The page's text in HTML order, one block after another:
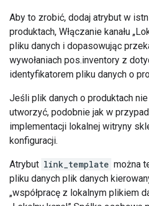
Aby to zrobić, dodaj atrybut w
produktach, Włączanie kanału
pliku danych i dopasowując
wywołaniach pos.inventory z
identyfikatorem pliku danych o
Jeśli plik danych o produktach
utworzyć, podobnie jak w
implementacji lokalnej witryny
konfiguracji.
Atrybut link_template można
pliku danych plik danych
„współpracę z lokalnym plikiem